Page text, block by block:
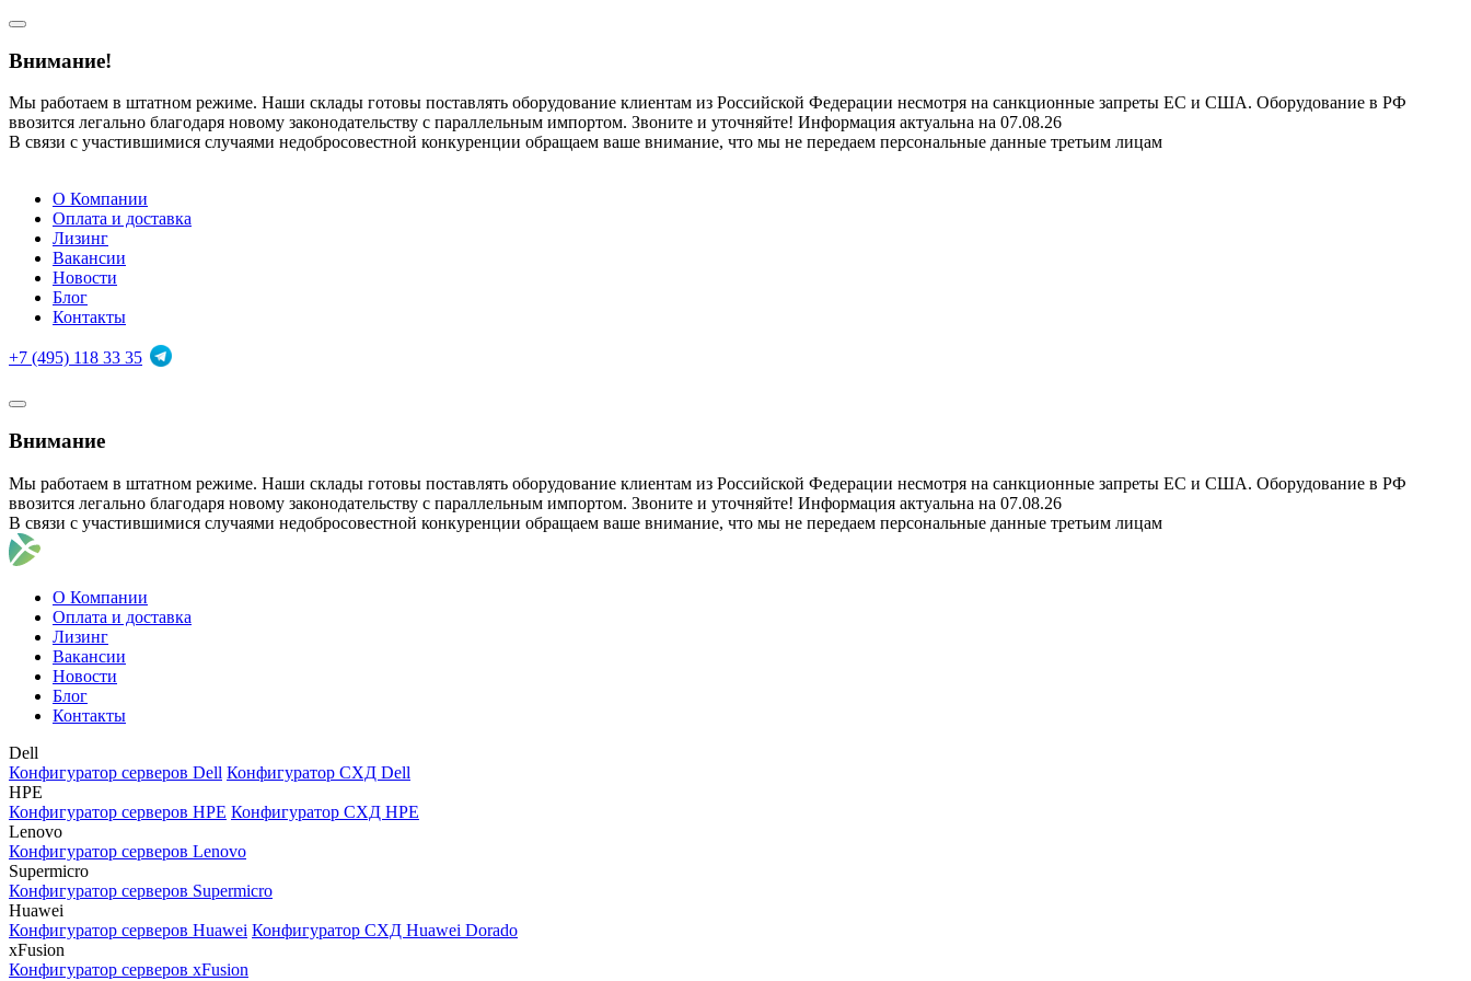
Внимание!
Мы работаем в штатном режиме. Наши склады готовы поставлять оборудование клиентам из Российской Федерации несмотря на санкционные запреты ЕС и США. Оборудование в РФ
ввозится легально благодаря новому законодательству с параллельным импортом. Звоните и уточняйте! Информация актуальна на 07.08.26
В связи с участившимися случаями недобросовестной конкуренции обращаем ваше внимание, что мы не передаем персональные данные третьим лицам
О Компании
Оплата и доставка
Лизинг
Вакансии
Новости
Блог
Контакты
+7 (495) 118 33 35
Внимание
Мы работаем в штатном режиме. Наши склады готовы поставлять оборудование клиентам из Российской Федерации несмотря на санкционные запреты ЕС и США. Оборудование в РФ
ввозится легально благодаря новому законодательству с параллельным импортом. Звоните и уточняйте! Информация актуальна на 07.08.26
В связи с участившимися случаями недобросовестной конкуренции обращаем ваше внимание, что мы не передаем персональные данные третьим лицам
О Компании
Оплата и доставка
Лизинг
Вакансии
Новости
Блог
Контакты
Dell
Конфигуратор серверов Dell Конфигуратор СХД Dell
HPE
Конфигуратор серверов HPE Конфигуратор СХД HPE
Lenovo
Конфигуратор серверов Lenovo
Supermicro
Конфигуратор серверов Supermicro
Huawei
Конфигуратор серверов Huawei Конфигуратор СХД Huawei Dorado
xFusion
Конфигуратор серверов xFusion